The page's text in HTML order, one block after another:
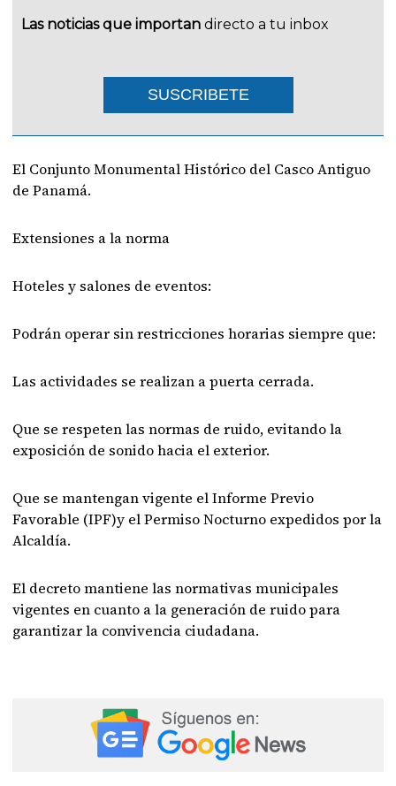
Las noticias que importan directo a tu inbox
SUSCRIBETE
El Conjunto Monumental Histórico del Casco Antiguo
de Panamá.
Extensiones a la norma
Hoteles y salones de eventos:
Podrán operar sin restricciones horarias siempre que:
Las actividades se realizan a puerta cerrada.
Que se respeten las normas de ruido, evitando la
exposición de sonido hacia el exterior.
Que se mantengan vigente el Informe Previo
Favorable (IPF)y el Permiso Nocturno expedidos por la
Alcaldía.
El decreto mantiene las normativas municipales
vigentes en cuanto a la generación de ruido para
garantizar la convivencia ciudadana.